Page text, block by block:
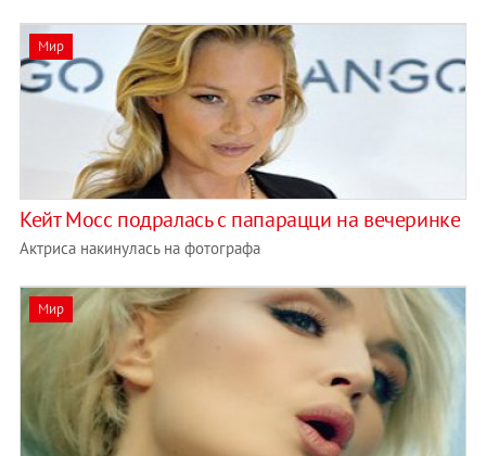
Мир
Кейт Мосс подралась с папарацци на вечеринке
Актриса накинулась на фотографа
Мир